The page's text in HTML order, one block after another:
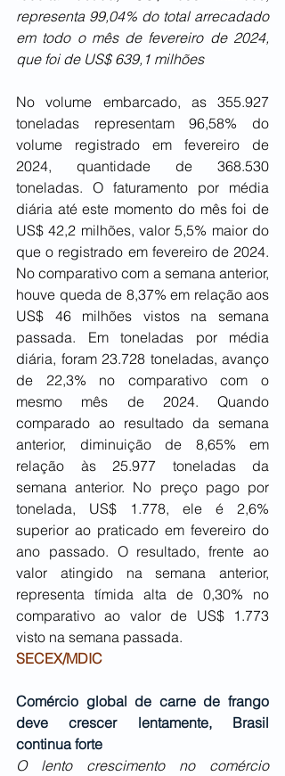
representa 99,04% do total arrecadado
em todo o mês de fevereiro de 2024,
que foi de US$ 639,1 milhões
No volume embarcado, as 355.927
toneladas representam 96,58% do
volume registrado em fevereiro de
2024, quantidade de 368.530
toneladas. O faturamento por média
diária até este momento do mês foi de
US$ 42,2 milhões, valor 5,5% maior do
que o registrado em fevereiro de 2024.
No comparativo com a semana anterior,
houve queda de 8,37% em relação aos
US$ 46 milhões vistos na semana
passada. Em toneladas por média
diária, foram 23.728 toneladas, avanço
de 22,3% no comparativo com o
mesmo mês de 2024. Quando
comparado ao resultado da semana
anterior, diminuição de 8,65% em
relação às 25.977 toneladas da
semana anterior. No preço pago por
tonelada, US$ 1.778, ele é 2,6%
superior ao praticado em fevereiro do
ano passado. O resultado, frente ao
valor atingido na semana anterior,
representa tímida alta de 0,30% no
comparativo ao valor de US$ 1.773
visto na semana passada.
SECEX/MDIC
Comércio global de carne de frango
deve crescer lentamente, Brasil
continua forte
O lento crescimento no comércio